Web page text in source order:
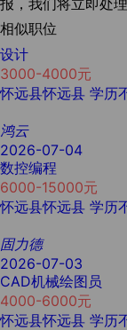
报，我们将立即处理
相似职位
设计
3000-4000元
怀远县怀远县 学历
鸿云
2026-07-04
数控编程
6000-15000元
怀远县怀远县 学历
固力德
2026-07-03
CAD机械绘图员
4000-6000元
怀远县怀远县 学历